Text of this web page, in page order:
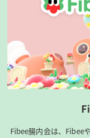
Fibee腸内会は、​Fibee